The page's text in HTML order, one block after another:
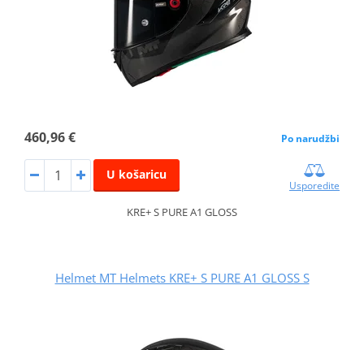
460,96 € Po narudžbi
U košaricu
Usporedite
KRE+ S PURE A1 GLOSS
Helmet MT Helmets KRE+ S PURE A1 GLOSS S